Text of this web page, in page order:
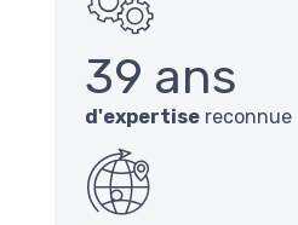
39 ans
d'expertise reconnue